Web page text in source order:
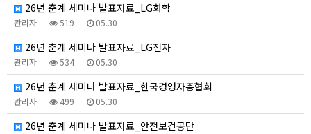
26년 춘계 세미나 발표자료_LG화학
관리자 519 05.30
26년 춘계 세미나 발표자료_LG전자
관리자 534 05.30
26년 춘계 세미나 발표자료_한국경영자총협회
관리자 499 05.30
26년 춘계 세미나 발표자료_안전보건공단